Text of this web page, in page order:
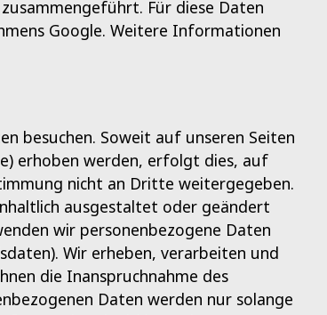
Für diese Daten
Google. Weitere Informationen
besuchen. Soweit auf unseren Seiten
erhoben werden, erfolgt dies, auf
nicht an Dritte weitergegeben.
ausgestaltet oder geändert
wir personenbezogene Daten
Wir erheben, verarbeiten und
die Inanspruchnahme des
Daten werden nur solange